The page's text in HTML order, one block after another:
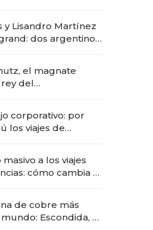
premium"
y Lisandro Martínez
dos argentinos
el magnate
del
corporativo: por
los viajes de
a los viajes
cómo cambia el
de cobre más
Escondida, el